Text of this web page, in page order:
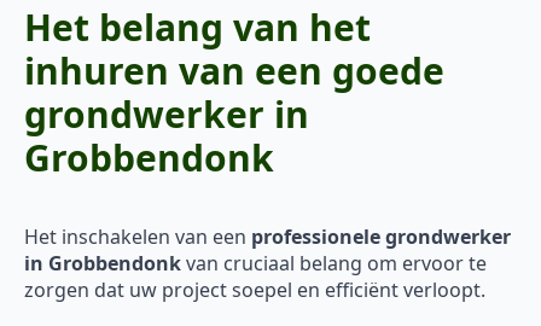
Het belang van het
inhuren van een goede
grondwerker in
Grobbendonk
Het inschakelen van een professionele grondwerker
in Grobbendonkvan cruciaal belang om ervoor te
zorgen dat uw project soepel en efficiënt verloopt.